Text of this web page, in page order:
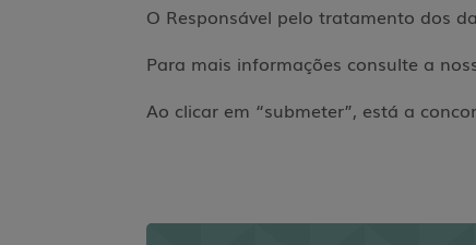
O Responsável pelo tratamento dos
Para mais informações consulte a
Ao clicar em “submeter”, está a